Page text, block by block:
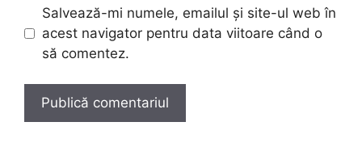
Salvează-mi numele, emailul și site-ul web în
acest navigator pentru data viitoare când o
să comentez.